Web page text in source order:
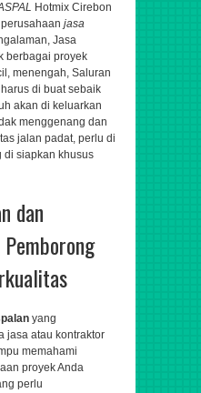
Hotmix Cirebon
perusahaan jasa
Jasa
berbagai proyek
menengah, Saluran
di buat sebaik
akan di keluarkan
menggenang dan
jalan padat, perlu di
di siapkan khusus
dan
yang
jasa atau kontraktor
memahami
proyek Anda
perlu